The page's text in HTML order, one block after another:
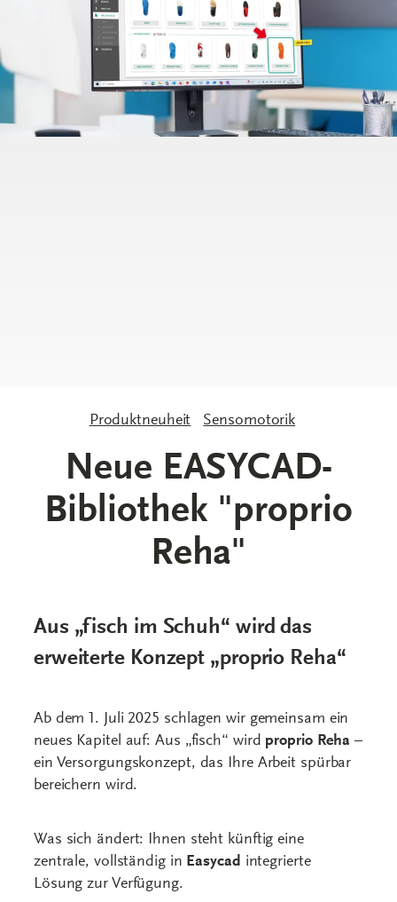
Produktneuheit Sensomotorik
Neue EASYCAD-
Bibliothek "proprio
Reha"
Aus „fisch im Schuh“ wird das
erweiterte Konzept „proprio Reha“
Ab dem 1. Juli 2025 schlagen wir gemeinsam ein
neues Kapitel auf: Aus „fisch“ wird proprio Reha –
ein Versorgungskonzept, das Ihre Arbeit spürbar
bereichern wird.
Was sich ändert: Ihnen steht künftig eine
zentrale, vollständig in Easycad integrierte
Lösung zur Verfügung.